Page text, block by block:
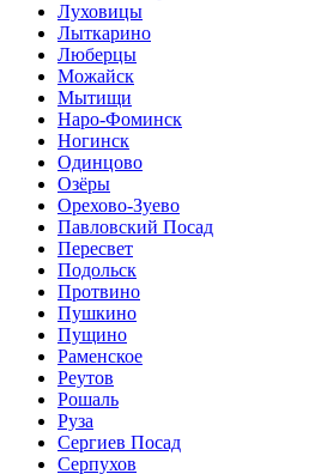
Луховицы
Лыткарино
Люберцы
Можайск
Мытищи
Наро-Фоминск
Ногинск
Одинцово
Озёры
Орехово-Зуево
Павловский Посад
Пересвет
Подольск
Протвино
Пушкино
Пущино
Раменское
Реутов
Рошаль
Руза
Сергиев Посад
Серпухов